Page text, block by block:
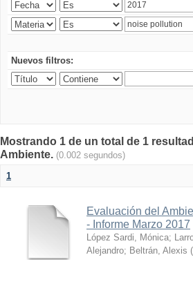
Nuevos filtros:
Mostrando 1 de un total de 1
Ambiente. (0.002 segundos)
1
Evaluación del
- Informe Marzo 2017
López Sardi, Mónica;
Alejandro; Beltrán, Alexis (